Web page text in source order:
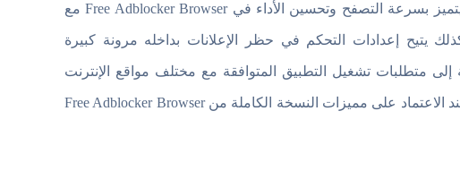
الحماية والخصوصية داخل التطبيق التي تمنع تتبع البيانات. كما يتميز بسرعة التصفح وتحسين الأداء في Free Adblocker Browser مع
يتيح إعدادات التحكم في حظر الإعلانات بداخله مرونة كبيرة
متطلبات تشغيل التطبيق المتوافقة مع مختلف مواقع الإنترنت
والتطبيقات فإنه يُستخدم بشكل يومي لتجربة أكثر آمان خاصة عند الاعتماد على مميزات النسخة الكاملة من Free Adblocker Browser